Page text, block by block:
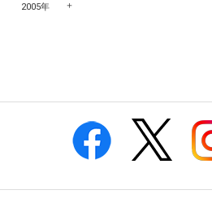
2005年